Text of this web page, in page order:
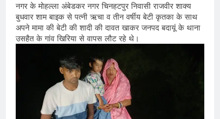
नगर के मोहल्ला अंबेडकर नगर चिनहटपुर निवासी राजवीर शाक्य
बुधवार शाम बाइक से पत्नी ऋचा व तीन वर्षीय बेटी कृतका के साथ
अपने मामा की बेटी की शादी की दावत खाकर जनपद बदायूं के थाना
उसहैत के गांव खिरिया से वापस लौट रहे थे।